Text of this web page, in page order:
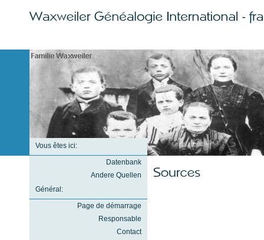
Vous êtes ici:
Datenbank
Andere Quellen
Général:
Page de démarrage
Responsable
Contact